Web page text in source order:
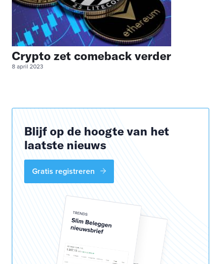
Crypto zet comeback verder
8 april 2023
Blijf op de hoogte van het
laatste nieuws
Gratis registreren